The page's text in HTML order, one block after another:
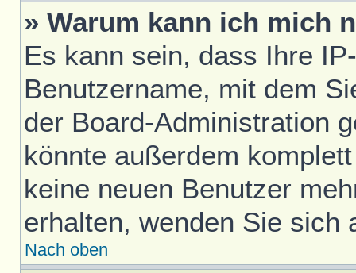
» Warum kann ich mich
Es kann sein, dass Ihre
Benutzername, mit dem
der Board-Administration
könnte außerdem
keine neuen Benutzer
erhalten, wenden Sie sich
Nach oben